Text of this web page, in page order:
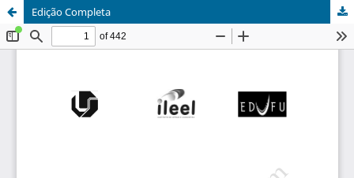
Edição Completa